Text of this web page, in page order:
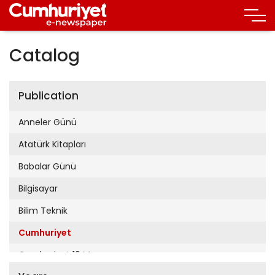
Catalog
Publication
Anneler Günü
Atatürk Kitapları
Babalar Günü
Bilgisayar
Bilim Teknik
Cumhuriyet
Cumhuriyet 19 Mayıs